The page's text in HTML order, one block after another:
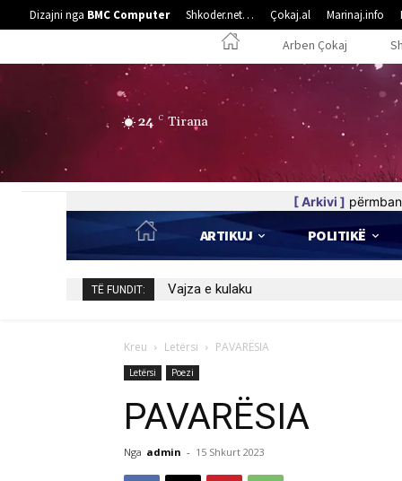
Dizajni nga BMC Computer Shkoder.net… Çokaj.al Marinaj.info
Arben Çokaj
24 C Tirana
[ Arkivi ]
ARTIKUJ POLITIKË
TË FUNDIT: 5 poezi nga Elife Luzha
Kreu Letërsi PAVARËSIA
Letërsi Poezi
PAVARËSIA
Nga admin - 15 Shkurt 2023